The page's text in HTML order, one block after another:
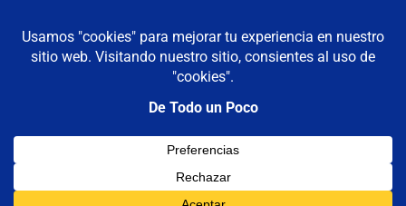
contenido
De todo un poco
Reflexiones,
Viajes
MENÚ